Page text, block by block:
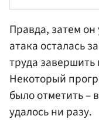
Правда, затем
атака осталась
труда
Некоторый
было отметить –
удалось ни разу.